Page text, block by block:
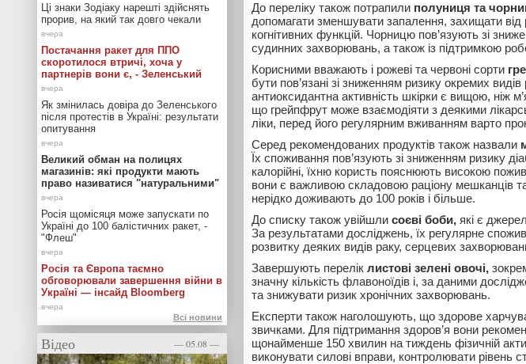
До переліку також потрапили полуниця та
допомагати зменшувати запалення, захищати від
когнітивних функцій. Чорницю пов’язують зі
судинних захворювань, а також із підтримкою
Корисними вважають і рожеві та червоні сорти
бути пов’язані зі зниженням ризику окремих
антиоксидантна активність шкірки є вищою, ніж
що грейпфрут може взаємодіяти з деякими
ліки, перед його регулярним вживанням варто
Серед рекомендованих продуктів також назвали
Їх споживання пов’язують зі зниженням ризику
калорійні, їхню користь пояснюють високою
вони є важливою складовою раціону мешканців
нерідко доживають до 100 років і більше.
До списку також увійшли соєві боби, які є
За результатами досліджень, їх регулярне
розвитку деяких видів раку, серцевих
Завершують перелік листові зелені овочі,
значну кількість флавоноїдів і, за даними
та знижувати ризик хронічних захворювань.
Експерти також наголошують, що здорове
звичками. Для підтримання здоров’я вони
щонайменше 150 хвилин на тиждень фізичній
виконувати силові вправи, контролювати рівень
Ці знаки Зодіаку нарешті здійснять
прорив, на який так довго чекали
Постачання ракет для ППО
скоротилося втричі, хоча у
партнерів вони є, - Зеленський
Як змінилась довіра до Зеленського
після протестів в Україні: результати
опитування
Великий обман на полицях
магазинів: які продукти мають
право називатися "натуральними"
Росія щомісяця може запускати по
Україні до 100 балістичних ракет, -
"Флеш"
Росія та Європа таємно
обговорювали завершення війни в
Україні — інсайд Bloomberg
Всі новини
Відео — 05.08 —